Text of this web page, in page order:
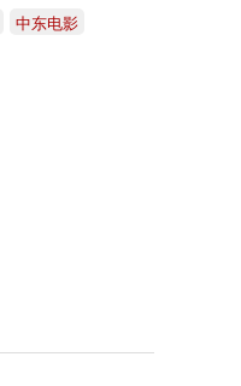
中东电影